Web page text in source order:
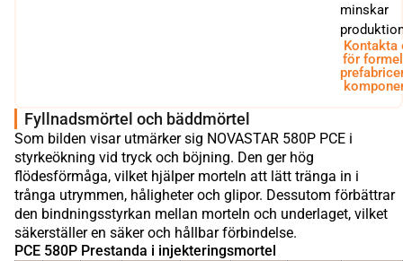
minskar
Kontakta
för
Fyllnadsmörtel och bäddmörtel
Som bilden visar utmärker sig NOVASTAR 580P PCE i
styrkeökning vid tryck och böjning. Den ger hög
flödesförmåga, vilket hjälper morteln att lätt tränga in i
trånga utrymmen, håligheter och glipor. Dessutom förbättrar
den bindningsstyrkan mellan morteln och underlaget, vilket
säkerställer en säker och hållbar förbindelse.
PCE 580P Prestanda i injekteringsmortel